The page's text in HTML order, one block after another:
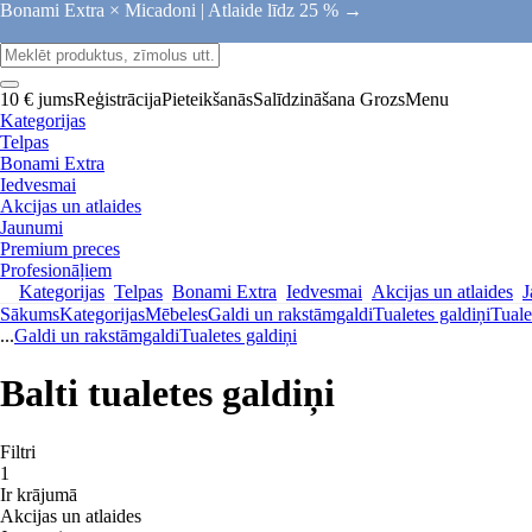
Bonami Extra × Micadoni | Atlaide līdz 25 % →
10 € jumsReģistrācijaPieteikšanāsSalīdzināšana GrozsMenu
Kategorijas
Telpas
Bonami Extra
Iedvesmai
Akcijas un atlaides
Jaunumi
Premium preces
Profesionāļiem
Kategorijas Telpas Bonami Extra Iedvesmai Akcijas un atlaides
SākumsKategorijasMēbelesGaldi un rakstāmgaldiTualetes galdiņi
...Galdi un rakstāmgaldiTualetes galdiņi
Balti tualetes galdiņi
Filtri
1
Ir krājumā
Akcijas un atlaides